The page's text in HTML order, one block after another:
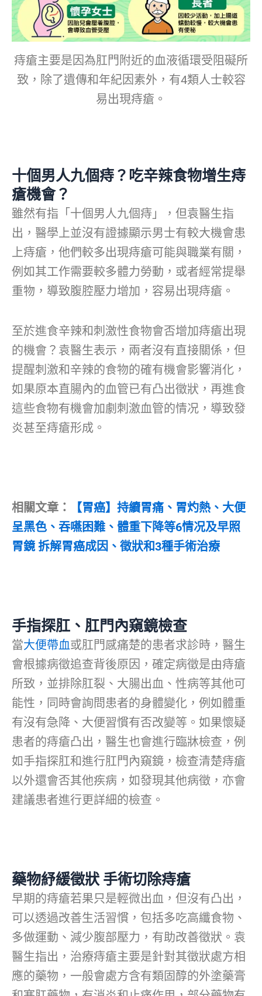
痔瘡主要是因為肛門附近的血液循環受阻礙所
致，除了遺傳和年紀因素外，有4類人士較容
易出現痔瘡。
十個男人九個痔？吃辛辣食物增生痔
瘡機會？
雖然有指「十個男人九個痔」，但袁醫生指
出，醫學上並沒有證據顯示男士有較大機會患
上痔瘡，他們較多出現痔瘡可能與職業有關，
例如其工作需要較多體力勞動，或者經常提舉
重物，導致腹腔壓力增加，容易出現痔瘡。
至於進食辛辣和刺激性食物會否增加痔瘡出現
的機會？袁醫生表示，兩者沒有直接關係，但
提醒刺激和辛辣的食物的確有機會影響消化，
如果原本直腸內的血管已有凸出徵狀，再進食
這些食物有機會加劇刺激血管的情况，導致發
炎甚至痔瘡形成。
相關文章：
【胃癌】持續胃痛、胃灼熱、大便
呈黑色、吞嚥困難、體重下降等6情况及早照
胃鏡 拆解胃癌成因、徵狀和3種手術治療
手指探肛、肛門內窺鏡檢查
當大便帶血或肛門感痛楚的患者求診時，醫生
會根據病徵追查背後原因，確定病徵是由痔瘡
所致，並排除肛裂、大腸出血、性病等其他可
能性，同時會詢問患者的身體變化，例如體重
有沒有急降、大便習慣有否改變等。如果懷疑
患者的痔瘡凸出，醫生也會進行臨牀檢查，例
如手指探肛和進行肛門內窺鏡，檢查清楚痔瘡
以外還會否其他疾病，如發現其他病徵，亦會
建議患者進行更詳細的檢查。
藥物紓緩徵狀 手術切除痔瘡
早期的痔瘡若果只是輕微出血，但沒有凸出，
可以透過改善生活習慣，包括多吃高纖食物、
多做運動、減少腹部壓力，有助改善徵狀。袁
醫生指出，治療痔瘡主要是針對其徵狀處方相
應的藥物，一般會處方含有類固醇的外塗藥膏